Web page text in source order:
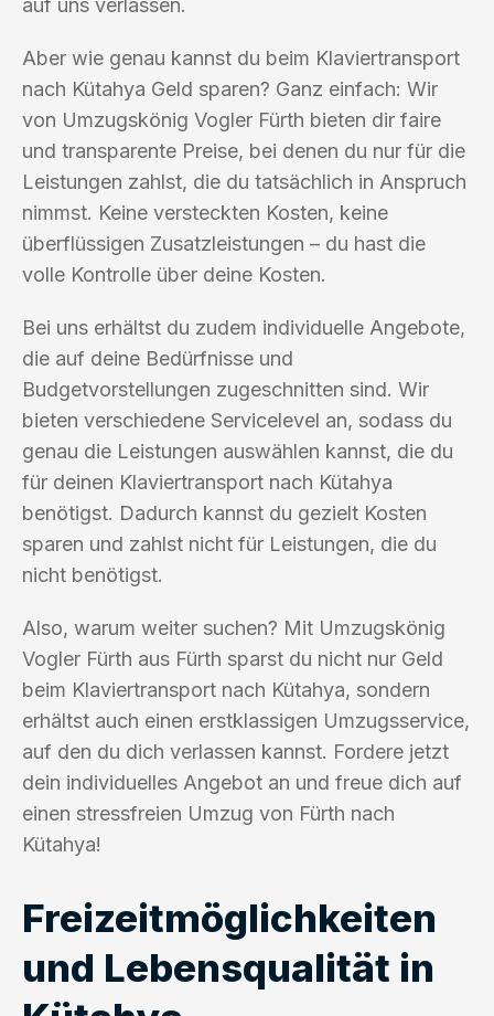
auf uns verlassen.
Aber wie genau kannst du beim Klaviertransport
nach Kütahya Geld sparen? Ganz einfach: Wir
von Umzugskönig Vogler Fürth bieten dir faire
und transparente Preise, bei denen du nur für die
Leistungen zahlst, die du tatsächlich in Anspruch
nimmst. Keine versteckten Kosten, keine
überflüssigen Zusatzleistungen – du hast die
volle Kontrolle über deine Kosten.
Bei uns erhältst du zudem individuelle Angebote,
die auf deine Bedürfnisse und
Budgetvorstellungen zugeschnitten sind. Wir
bieten verschiedene Servicelevel an, sodass du
genau die Leistungen auswählen kannst, die du
für deinen Klaviertransport nach Kütahya
benötigst. Dadurch kannst du gezielt Kosten
sparen und zahlst nicht für Leistungen, die du
nicht benötigst.
Also, warum weiter suchen? Mit Umzugskönig
Vogler Fürth aus Fürth sparst du nicht nur Geld
beim Klaviertransport nach Kütahya, sondern
erhältst auch einen erstklassigen Umzugsservice,
auf den du dich verlassen kannst. Fordere jetzt
dein individuelles Angebot an und freue dich auf
einen stressfreien Umzug von Fürth nach
Kütahya!
Freizeitmöglichkeiten
und Lebensqualität in